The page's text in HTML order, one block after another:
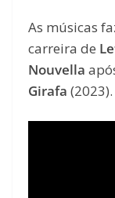
As músicas
carreira de
Nouvella
Girafa (2023).